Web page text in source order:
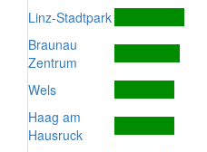
Linz-Stadtpark
Braunau
Zentrum
Wels
Haag am
Hausruck